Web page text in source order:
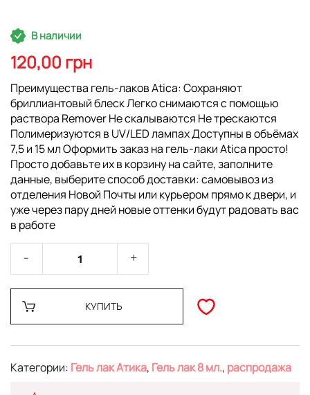
Перейти
к
началу
галереи
изображений
В наличии
120,00 грн
Преимущества гель-лаков Atica: Сохраняют
бриллиантовый блеск Легко снимаются с помощью
раствора Remover Не скалываются Не трескаются
Полимеризуются в UV/LED лампах Доступны в объёмах
7,5 и 15 мл Оформить заказ на гель-лаки Atica просто!
Просто добавьте их в корзину на сайте, заполните
данные, выберите способ доставки: самовывоз из
отделения Новой Почты или курьером прямо к двери, и
уже через пару дней новые оттенки будут радовать вас
в работе
КУПИТЬ
Категории: Гель лак Атика, Гель лак 8 мл., распродажа